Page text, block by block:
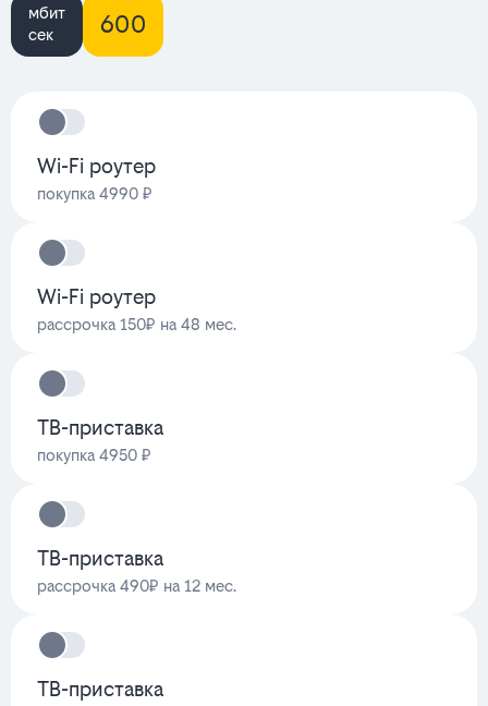
мбит
сек
600
Wi-Fi роутер
покупка 4990 ₽
Wi-Fi роутер
рассрочка 150₽ на 48 мес.
ТВ-приставка
покупка 4950 ₽
ТВ-приставка
рассрочка 490₽ на 12 мес.
ТВ-приставка